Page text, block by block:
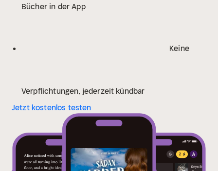
Bücher in der App
Keine
Verpflichtungen, jederzeit kündbar
Jetzt kostenlos testen